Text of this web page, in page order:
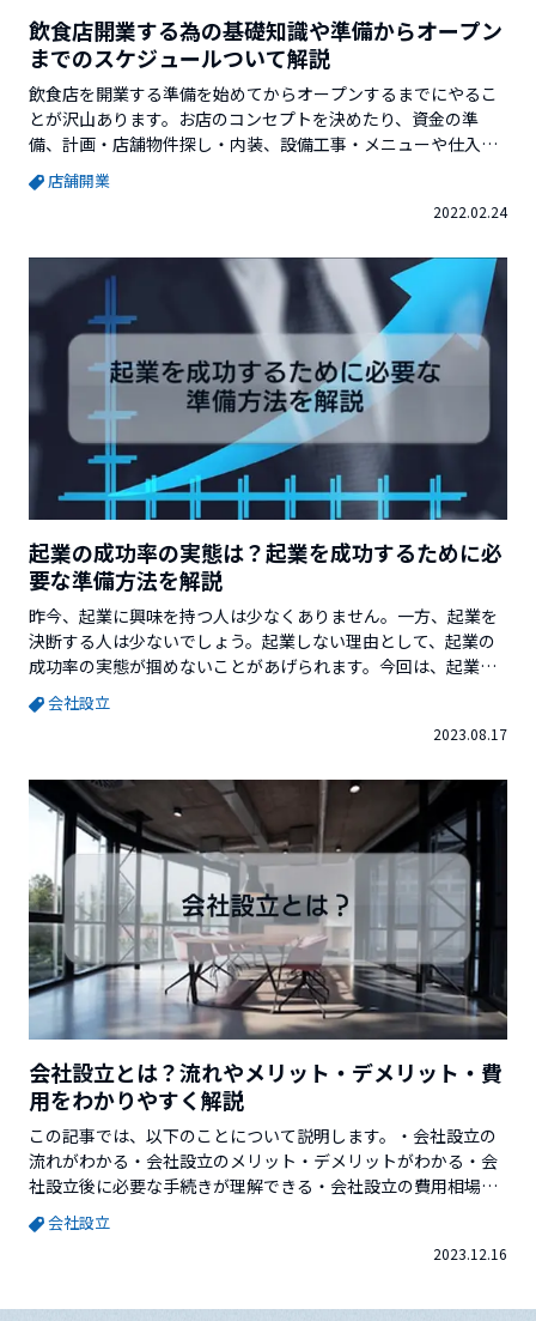
飲食店開業する為の基礎知識や準備からオープン
までのスケジュールついて解説
飲食店を開業する準備を始めてからオープンするまでにやるこ
とが沢山あります。お店のコンセプトを決めたり、資金の準
備、計画・店舗物件探し・内装、設備工事・メニューや仕入先
の決定・開店、営業に係わる各種届出・スタッフの採用、教
育・開店前準備など、多岐にわたり準備が必要となります。例
えば、飲食店を開業するときに調理師免許は、無くても居酒屋
ります。...
店舗開業
2022.02.24
起業の成功率の実態は？起業を成功するために必
要な準備方法を解説
昨今、起業に興味を持つ人は少なくありません。一方、起業を
決断する人は少ないでしょう。起業しない理由として、起業の
成功率の実態が掴めないことがあげられます。今回は、起業の
成功率の実態と、起業で成功するために必要な準備を解説しま
す。起業の成功率は？起業の成功の基準は人によって違いま
す。ここでは、企業生存率を成功率の基準として見てみましょ
会社設立
2023.08.17
会社設立とは？流れやメリット・デメリット・費
用をわかりやすく解説
この記事では、以下のことについて説明します。・会社設立の
流れがわかる・会社設立のメリット・デメリットがわかる・会
社設立後に必要な手続きが理解できる・会社設立の費用相場が
わかる会社設立に興味はあるものの、準備や手続きの方法が分
からないという方も多いのではないでしょうか。会社を設立す
るにはいくつもの手続きが必要なため、決まった順序に従って
会社設立
2023.12.16